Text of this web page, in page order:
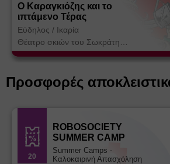
Ο Καραγκιόζης και το
ιπτάμενο Τέρας
Εύδηλος / Ικαρία
Θέατρο σκιών του Σωκράτη
Κοτσορέ
Προσφορές
20
ROBOSOCIETY
SUMMER CAMP
Summer Camps -
Καλοκαιρινή Απασχόληση